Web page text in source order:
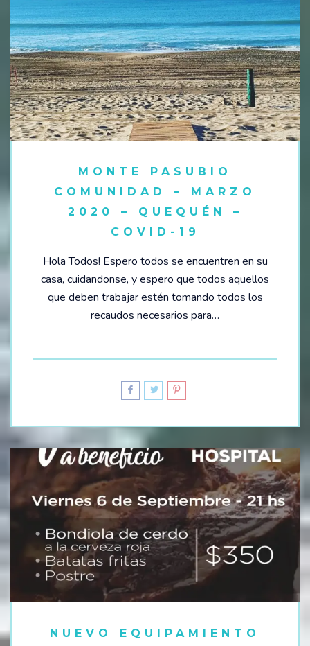
MONTE PASUBIO
COMUNIDAD – MARZO
2020 – QUEQUÉN –
COVID-19
Hola Todos! Espero todos se encuentren en su
casa, cuidandonse, y espero que todos aquellos
que deben trabajar estén tomando todos los
recaudos necesarios para…
NUEVO EQUIPAMIENTO